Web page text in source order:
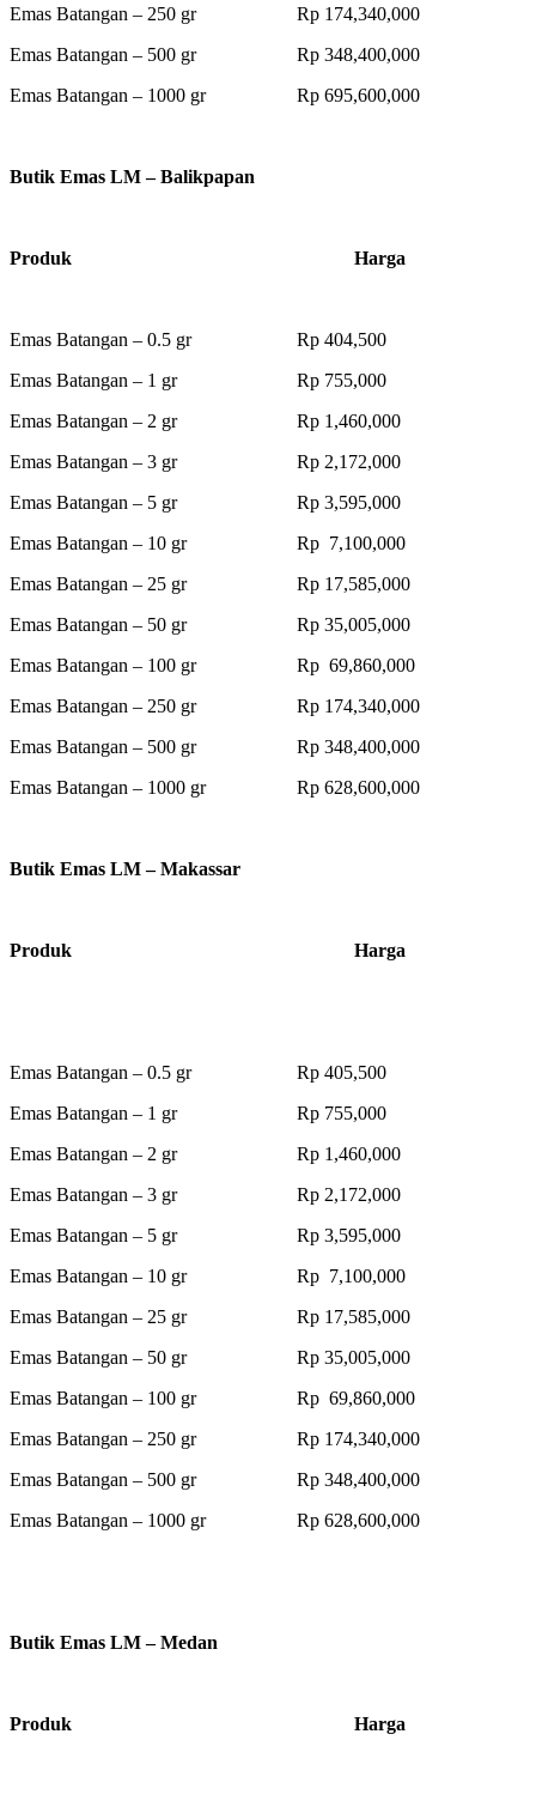
Emas Batangan – 250 gr Rp 174,340,000
Emas Batangan – 500 gr Rp 348,400,000
Emas Batangan – 1000 gr Rp 695,600,000
Butik Emas LM – Balikpapan
Produk Harga
Emas Batangan – 0.5 gr Rp 404,500
Emas Batangan – 1 gr Rp 755,000
Emas Batangan – 2 gr Rp 1,460,000
Emas Batangan – 3 gr Rp 2,172,000
Emas Batangan – 5 gr Rp 3,595,000
Emas Batangan – 10 gr Rp 7,100,000
Emas Batangan – 25 gr Rp 17,585,000
Emas Batangan – 50 gr Rp 35,005,000
Emas Batangan – 100 gr Rp 69,860,000
Emas Batangan – 250 gr Rp 174,340,000
Emas Batangan – 500 gr Rp 348,400,000
Emas Batangan – 1000 gr Rp 628,600,000
Butik Emas LM – Makassar
Produk Harga
Emas Batangan – 0.5 gr Rp 405,500
Emas Batangan – 1 gr Rp 755,000
Emas Batangan – 2 gr Rp 1,460,000
Emas Batangan – 3 gr Rp 2,172,000
Emas Batangan – 5 gr Rp 3,595,000
Emas Batangan – 10 gr Rp 7,100,000
Emas Batangan – 25 gr Rp 17,585,000
Emas Batangan – 50 gr Rp 35,005,000
Emas Batangan – 100 gr Rp 69,860,000
Emas Batangan – 250 gr Rp 174,340,000
Emas Batangan – 500 gr Rp 348,400,000
Emas Batangan – 1000 gr Rp 628,600,000
Butik Emas LM – Medan
Produk Harga